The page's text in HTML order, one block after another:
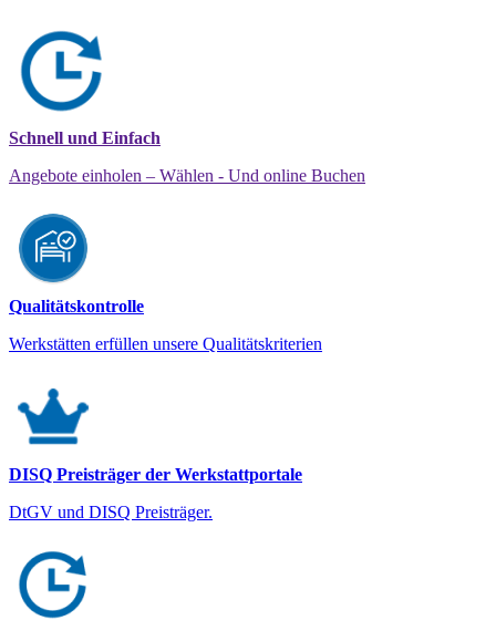
Schnell und Einfach
Angebote einholen – Wählen - Und online Buchen
Qualitätskontrolle
Werkstätten erfüllen unsere Qualitätskriterien
DISQ Preisträger der Werkstattportale
DtGV und DISQ Preisträger.